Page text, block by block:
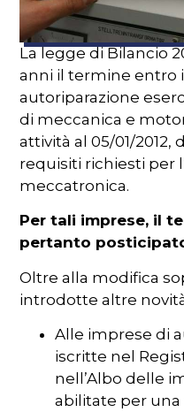
La legge di Bilancio
anni il termine entro
autoriparazione
di meccanica e
attività al 05/01/
requisiti richiesti per
meccatronica.
Per tali imprese, il
pertanto
Oltre alla modifica
introdotte altre
Alle imprese di
iscritte nel
nell’Albo delle
abilitate per una